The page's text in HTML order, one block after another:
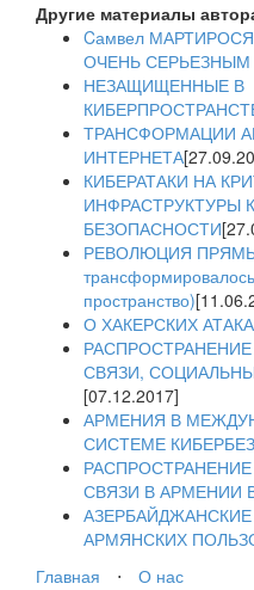
Другие материалы
Cамвел
ОЧЕНЬ СЕРЬЕЗНЫМ
НЕЗАЩИЩЕННЫЕ В
ТРАНСФОРМАЦИИ
ИНТЕРНЕТА
КИБЕРАТАКИ НА
ИНФРАСТРУКТУРЫ
БЕЗОПАСНОСТИ
РЕВОЛЮЦИЯ
пространство)
О ХАКЕРСКИХ
СВЯЗИ,
[07.12.2017]
АРМЕНИЯ В
СИСТЕМЕ
СВЯЗИ В АРМЕНИИ
АРМЯНСКИХ
Главная
⋅ О нас